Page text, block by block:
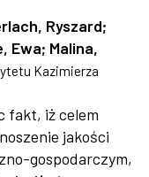
Ryszard;
Ewa; Malina,
Kazimierza
fakt, iż celem
jakości
gospodarczym,